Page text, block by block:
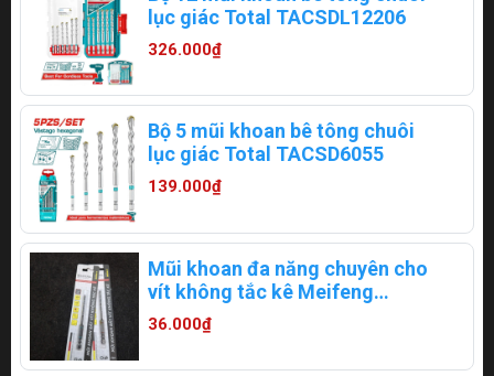
lục giác Total TACSDL12206
326.000₫
Bộ 5 mũi khoan bê tông chuôi
lục giác Total TACSD6055
139.000₫
Mũi khoan đa năng chuyên cho
vít không tắc kê Meifeng
MKDN-V 4.2mm
36.000₫